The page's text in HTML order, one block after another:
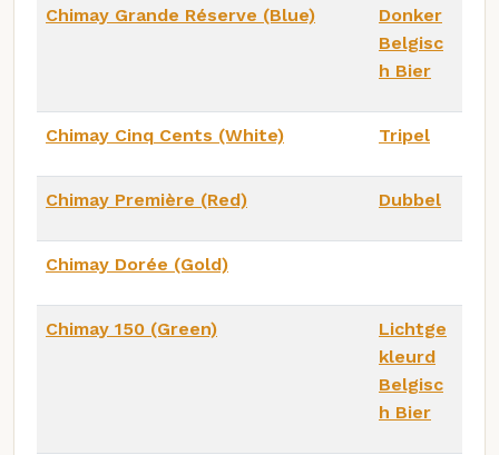
Chimay Grande Réserve (Blue)
Donker
Belgisc
h Bier
Chimay Cinq Cents (White) Tripel
Chimay Première (Red) Dubbel
Chimay Dorée (Gold)
Chimay 150 (Green)
Lichtge
kleurd
Belgisc
h Bier